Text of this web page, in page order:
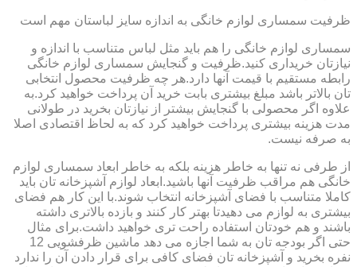
ظرفیت سمساری لوازم خانگی به اندازه سایز لباستان مهم است
سمساری لوازم خانگی را هم باید مثل لباس متناسب با اندازه و
نیازتان خریداری کنید.ظرفیت و گنجایش سمساری لوازم خانگی
رابطه مستقیم با قیمت آنها دارد.هر چه ظرفیت محصول انتخابی
تان بالاتر باشد مبلغ بیشتری بابت خرید آن پرداخت خواهید کرد.به
علاوه اگر محصولی با گنجایش بیشتر از نیازتان بخرید در طولانی
مدت هزینه بیشتری پرداخت خواهید کرد که به لحاظ اقتصادی اصلا
به صرفه نیست.
از طرفی نه تنها به خاطر هزینه بلکه به خاطر ابعاد سمساری لوازم
خانگی هم مراقب ظرفیت آنها باشید.ابعاد لوازم آشپزخانه تان باید
کاملا متناسب با فضای آشپزخانه انتخاب شوند.با این کار هم فضای
بیشتری به لوازم می دهیدتا بهتر کار کنند و بازده بالاتری داشته
باشند و هم خودتان استفاده راحت تری خواهید داشت.برای مثال
حتی اگر بودجه تان به شما اجازه می دهد ماشین ظرفشویی 12
نفره بخرید و آشپزخانه تان فضای کافی برای قرار دادن آن را ندارد